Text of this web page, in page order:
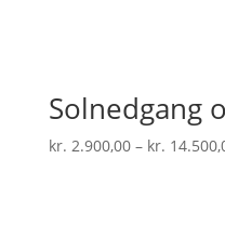
Solnedgang
kr. 2.900,00 – kr.